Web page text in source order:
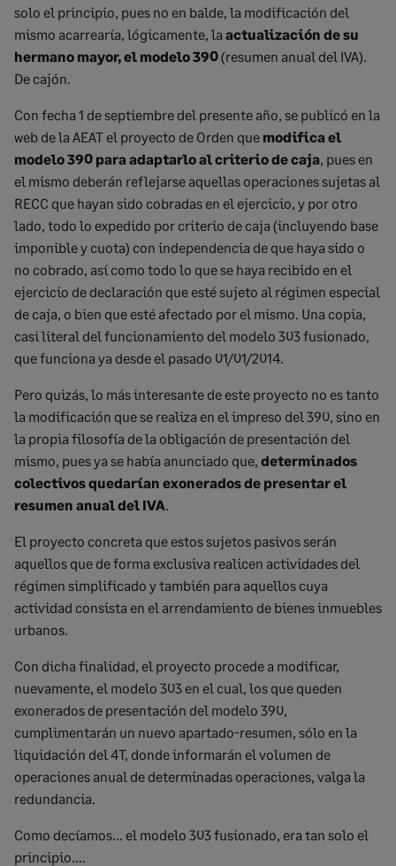
solo el principio, pues no en balde, la modificación del
mismo acarrearía, lógicamente, la actualización de su
hermano mayor, el modelo 390(resumen anual del IVA).
De cajón.
Con fecha 1 de septiembre del presente año, se publicó en la
web de la AEAT el proyecto de Orden que modifica el
modelo 390 para adaptarlo al criterio de caja, pues en
el mismo deberán reflejarse aquellas operaciones sujetas al
RECC que hayan sido cobradas en el ejercicio, y por otro
lado, todo lo expedido por criterio de caja (incluyendo base
imponible y cuota) con independencia de que haya sido o
no cobrado, así como todo lo que se haya recibido en el
ejercicio de declaración que esté sujeto al régimen especial
de caja, o bien que esté afectado por el mismo. Una copia,
casi literal del funcionamiento del modelo 303 fusionado,
que funciona ya desde el pasado 01/01/2014.
Pero quizás, lo más interesante de este proyecto no es tanto
la modificación que se realiza en el impreso del 390, sino en
la propia filosofía de la obligación de presentación del
mismo, pues ya se había anunciado que, determinados
colectivos quedarían exonerados de presentar el
resumen anual del IVA.
El proyecto concreta que estos sujetos pasivos serán
aquellos que de forma exclusiva realicen actividades del
régimen simplificado y también para aquellos cuya
actividad consista en el arrendamiento de bienes inmuebles
urbanos.
Con dicha finalidad, el proyecto procede a modificar,
nuevamente, el modelo 303 en el cual, los que queden
exonerados de presentación del modelo 390,
cumplimentarán un nuevo apartado-resumen, sólo en la
liquidación del 4T, donde informarán el volumen de
operaciones anual de determinadas operaciones, valga la
redundancia.
Como decíamos… el modelo 303 fusionado, era tan solo el
principio….